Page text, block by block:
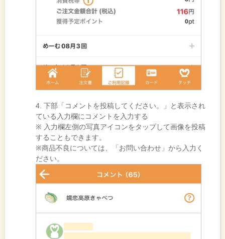
4. 下部「コメントを投稿してください。」と表示され
ている入力欄にコメントを入力する
※ 入力欄左側の写真アイコンをタップして画像を投稿
することもできます。
※商品不良については、「お問い合わせ」から入力く
ださい。